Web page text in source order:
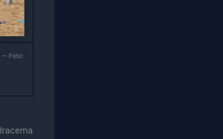
— Foto: